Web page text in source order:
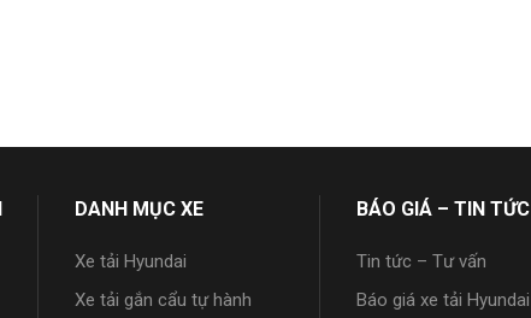
DANH MỤC XE
Xe tải Hyundai
Xe tải gắn cẩu tự hành
BÁO GIÁ – TIN TỨC
Tin tức – Tư vấn
Báo giá xe tải Hyundai